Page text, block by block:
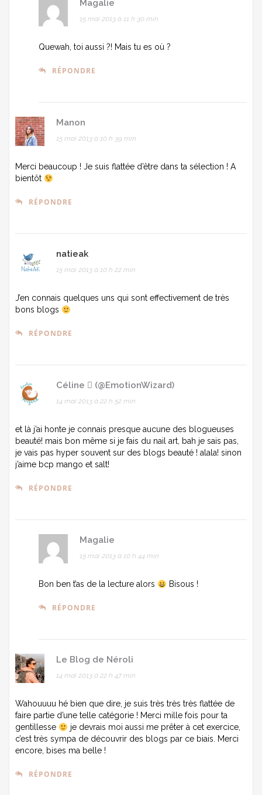
Magalie
15 mai 2013 à 11 h 30 min
Quewah, toi aussi ?! Mais tu es où ?
RÉPONDRE
Manon
15 mai 2013 à 10 h 39 min
Merci beaucoup ! Je suis flattée d’être dans ta sélection ! A
bientôt
RÉPONDRE
natieak
15 mai 2013 à 10 h 22 min
J’en connais quelques uns qui sont effectivement de très
bons blogs
RÉPONDRE
Céline  (@EmotionWizard)
14 mai 2013 à 22 h 52 min
et là j’ai honte je connais presque aucune des blogueuses
beauté! mais bon même si je fais du nail art, bah je sais pas,
je vais pas hyper souvent sur des blogs beauté ! alala! sinon
j’aime bcp mango et salt!
RÉPONDRE
Magalie
15 mai 2013 à 10 h 44 min
Bon ben t’as de la lecture alors Bisous !
RÉPONDRE
Le Blog de Néroli
14 mai 2013 à 22 h 47 min
Wahouuuu hé bien que dire, je suis très très très flattée de
faire partie d’une telle catégorie ! Merci mille fois pour ta
gentillesse
je devrais moi aussi me prêter à cet exercice,
c’est très sympa de découvrir des blogs par ce biais. Merci
encore, bises ma belle !
RÉPONDRE